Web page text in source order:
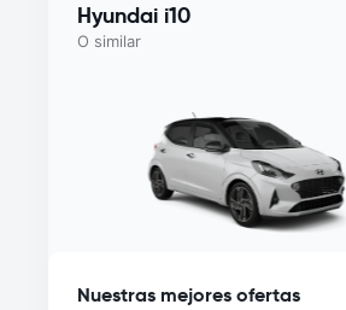
Hyundai i10
O similar
Nuestras mejores ofertas